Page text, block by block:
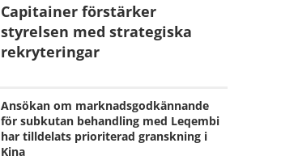
Capitainer förstärker
styrelsen med strategiska
rekryteringar
Ansökan om marknadsgodkännande
för subkutan behandling med Leqembi
har tilldelats prioriterad granskning i
Kina